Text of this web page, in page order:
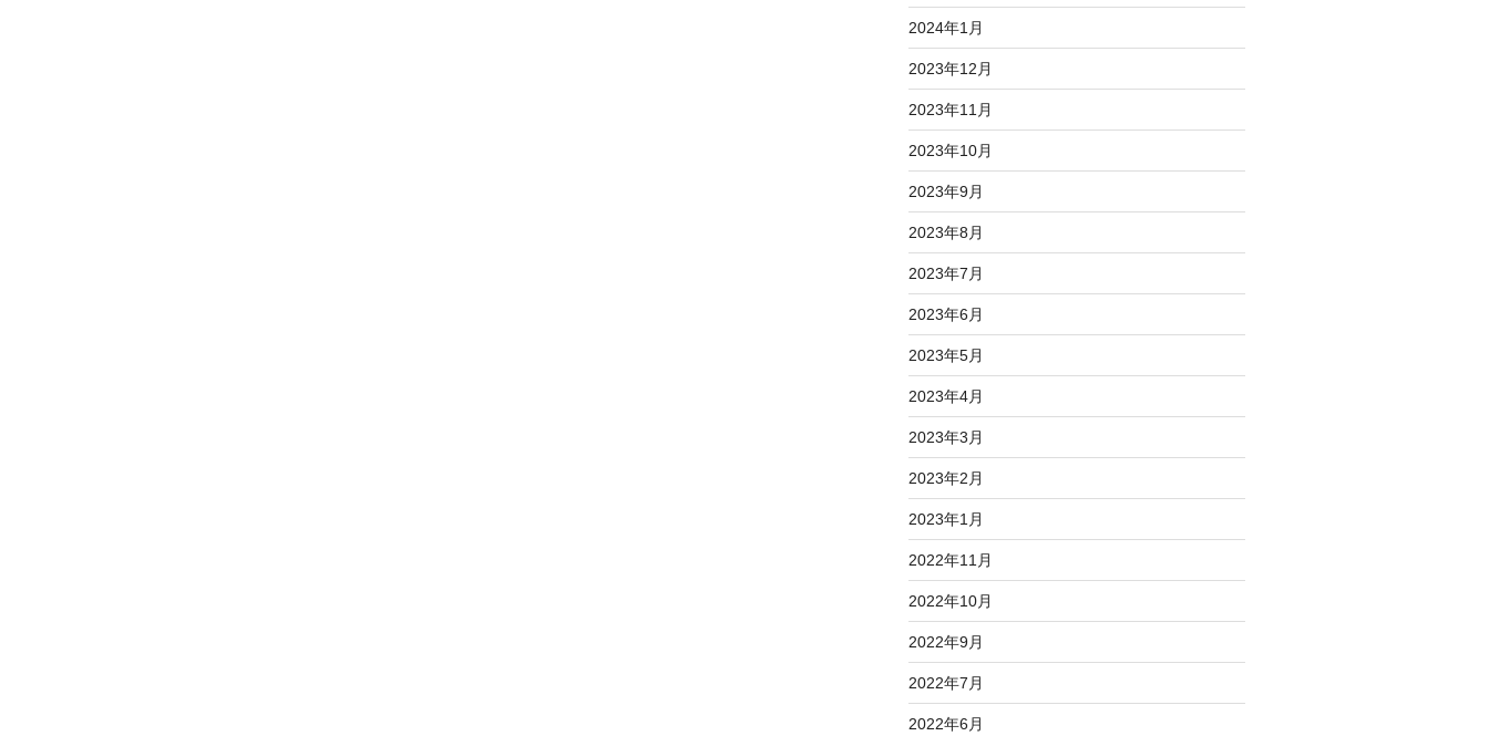
2024年1月
2023年12月
2023年11月
2023年10月
2023年9月
2023年8月
2023年7月
2023年6月
2023年5月
2023年4月
2023年3月
2023年2月
2023年1月
2022年11月
2022年10月
2022年9月
2022年7月
2022年6月